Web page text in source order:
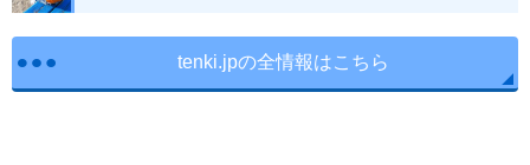
tenki.jpの全情報はこちら